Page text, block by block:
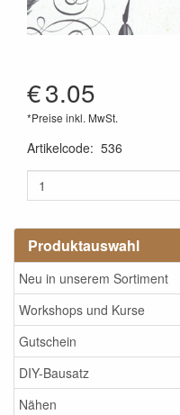
Produktauswahl
Neu in unserem Sortiment
Workshops und Kurse
Gutschein
DIY-Bausatz
Nähen
€3.05
*Preise inkl. MwSt.
Artikelcode: 536